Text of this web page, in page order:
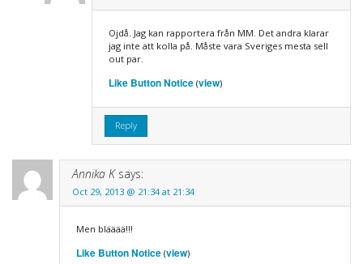
Ojdå. Jag kan rapportera från MM. Det andra klarar
jag inte att kolla på. Måste vara Sveriges mesta sell
out par.
Like Button Notice(view)
Reply
Annika K says:
Oct 29, 2013 @ 21:34 at 21:34
Men blääää!!!
Like Button Notice(view)